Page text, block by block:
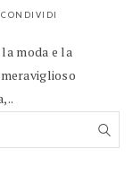
CONDIVIDI
moda e la